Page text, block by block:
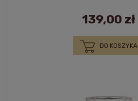
139,00 zł
DO KOSZYKA